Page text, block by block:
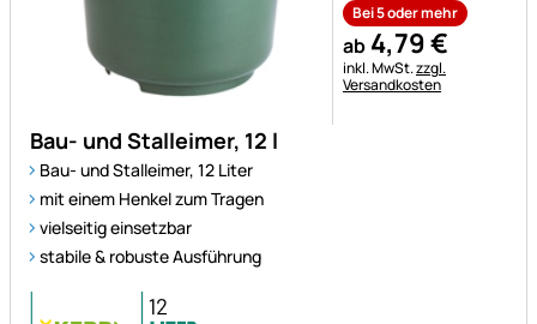
Bau- und Stalleimer, 12 l
Bau- und Stalleimer, 12 Liter
mit einem Henkel zum Tragen
vielseitig einsetzbar
stabile & robuste Ausführung
Bei 5 oder mehr
ab 4,79€
Steuerhinweis:
inkl. MwSt.zzgl.
Versandkosten